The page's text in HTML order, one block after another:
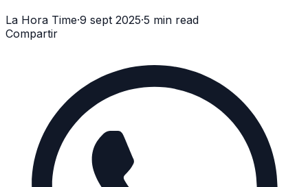
La Hora Time·9 sept 2025·5 min read
Compartir